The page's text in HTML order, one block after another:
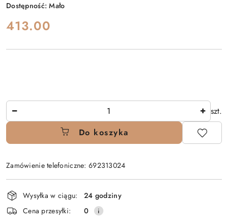
Dostępność:Mało
cena:
413.00
szt.
Do koszyka
Zamówienie telefoniczne: 692313024
Dostępność
i
dostawa
Wysyłka w ciągu:
24 godziny
Cena przesyłki:
0